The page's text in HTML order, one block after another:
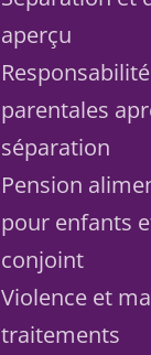
aperçu
parentales
séparation
Pension
pour enfants
conjoint
Violence et
traitements